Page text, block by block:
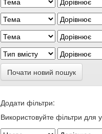
Почати новий пошук
Додати фільтри:
Використовуйте фільтри для